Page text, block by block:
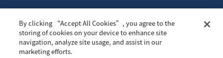
© 2026年，威靈頓管理香港有限公司。版權所有。
By clicking “Accept All Cookies”, you agree to the
storing of cookies on your device to enhance site
navigation, analyze site usage, and assist in our
marketing efforts.